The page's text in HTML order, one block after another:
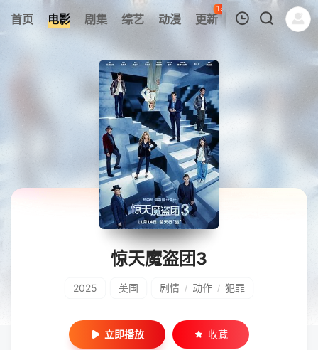
首页 电影 剧集 综艺 动漫 更新
136
热榜 APP
暂无观看影片的记录
惊天魔盗团3
2025 美国 剧情 / 动作 / 犯罪
立即播放 收藏